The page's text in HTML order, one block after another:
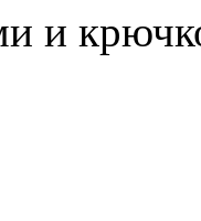
и